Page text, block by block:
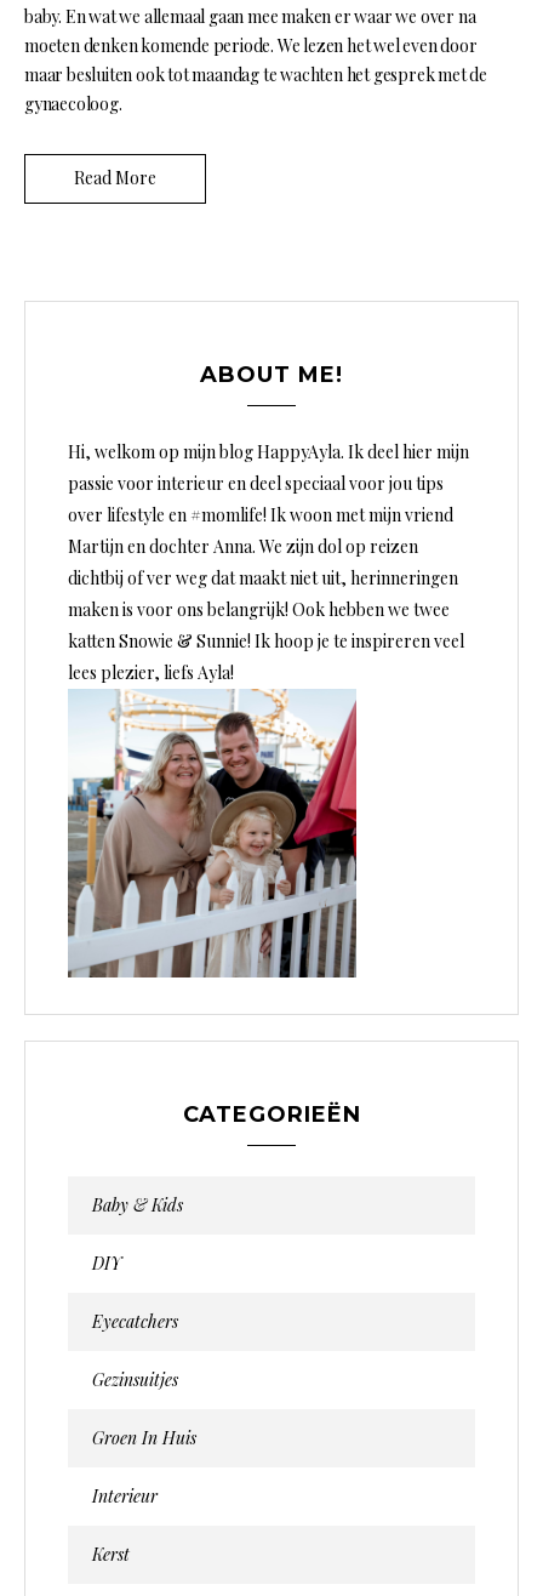
baby. En wat we allemaal gaan mee maken er waar we over na
moeten denken komende periode. We lezen het wel even door
maar besluiten ook tot maandag te wachten het gesprek met de
gynaecoloog.
Read More
ABOUT ME!
Hi, welkom op mijn blog HappyAyla. Ik deel hier mijn
passie voor interieur en deel speciaal voor jou tips
over lifestyle en #momlife! Ik woon met mijn vriend
Martijn en dochter Anna. We zijn dol op reizen
dichtbij of ver weg dat maakt niet uit, herinneringen
maken is voor ons belangrijk! Ook hebben we twee
katten Snowie & Sunnie! Ik hoop je te inspireren veel
lees plezier, liefs Ayla!
CATEGORIEËN
Baby & Kids
DIY
Eyecatchers
Gezinsuitjes
Groen In Huis
Interieur
Kerst